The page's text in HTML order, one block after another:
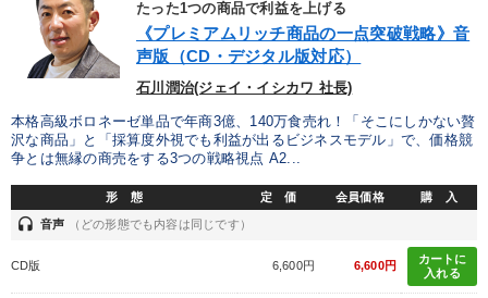
たった1つの商品で利益を上げる
《プレミアムリッチ商品の一点突破戦略》音
声版（CD・デジタル版対応）
石川潤治(ジェイ・イシカワ 社長)
本格高級ボロネーゼ単品で年商3億、140万食売れ！「そこにしかない贅
沢な商品」と「採算度外視でも利益が出るビジネスモデル」で、価格競
争とは無縁の商売をする3つの戦略視点 A2...
形 態 定 価 会員価格 購 入
headset 音声 （どの形態でも内容は同じです）
CD版 6,600円 6,600円
カートに
入れる